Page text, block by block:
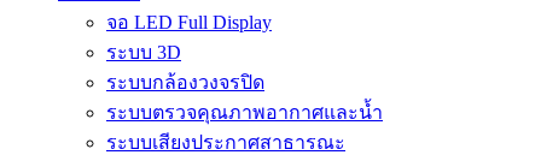
จอ LED Full Display
ระบบ 3D
ระบบกล้องวงจรปิด
ระบบตรวจคุณภาพอากาศและน้ำ
ระบบเสียงประกาศสาธารณะ